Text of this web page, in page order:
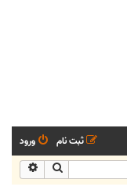
ورود ثبت نام
جستجو